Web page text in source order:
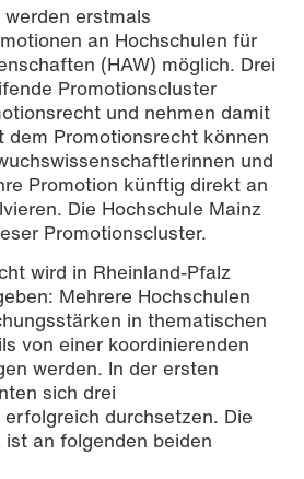
erstmals
an Hochschulen für
(HAW) möglich. Drei
Promotionscluster
und nehmen damit
dem Promotionsrecht können
und
Promotion künftig direkt an
Die Hochschule Mainz
Promotionscluster.
wird in Rheinland-Pfalz
Mehrere Hochschulen
in thematischen
von einer koordinierenden
werden. In der ersten
sich drei
durchsetzen. Die
an folgenden beiden